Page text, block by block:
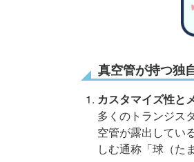
真空管が持つ独
カスタマイズ性と
多くのトランジス
空管が露出してい
しむ通称「球（た